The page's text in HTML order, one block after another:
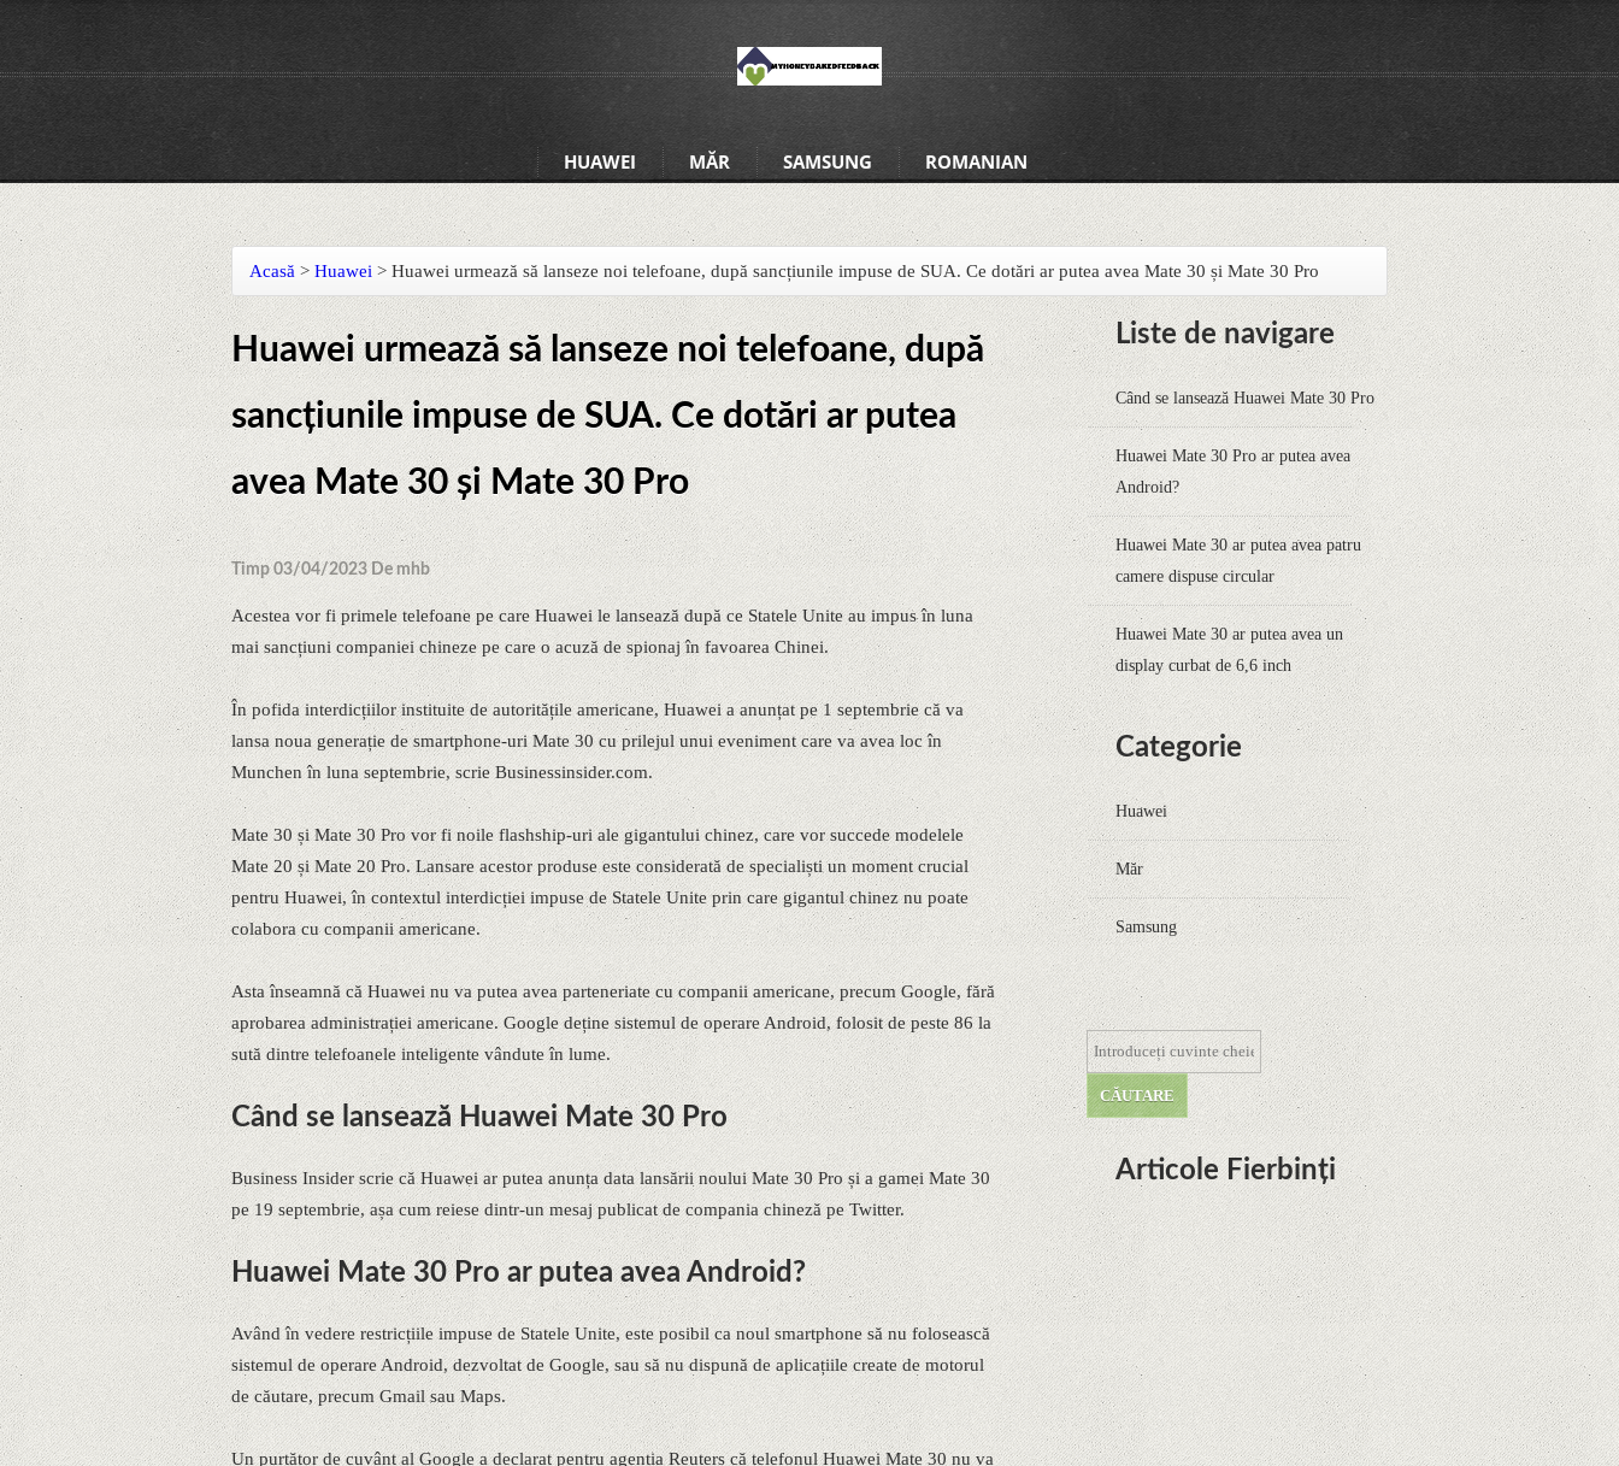
HUAWEI MĂR SAMSUNG ROMANIAN
Acasă > Huawei > Huawei urmează să lanseze noi telefoane, după sancțiunile impuse de SUA. Ce dotări ar putea avea Mate 30 și Mate 30 Pro
Huawei urmează să lanseze noi telefoane, după
sancțiunile impuse de SUA. Ce dotări ar putea
avea Mate 30 și Mate 30 Pro
Timp 03/04/2023 De mhb
Acestea vor fi primele telefoane pe care Huawei le lansează după ce Statele Unite au impus în luna
mai sancțiuni companiei chineze pe care o acuză de spionaj în favoarea Chinei.
În pofida interdicțiilor instituite de autoritățile americane, Huawei a anunțat pe 1 septembrie că va
lansa noua generație de smartphone-uri Mate 30 cu prilejul unui eveniment care va avea loc în
Munchen în luna septembrie, scrie Businessinsider.com.
Mate 30 și Mate 30 Pro vor fi noile flashship-uri ale gigantului chinez, care vor succede modelele
Mate 20 și Mate 20 Pro. Lansare acestor produse este considerată de specialiști un moment crucial
pentru Huawei, în contextul interdicției impuse de Statele Unite prin care gigantul chinez nu poate
colabora cu companii americane.
Asta înseamnă că Huawei nu va putea avea parteneriate cu companii americane, precum Google, fără
aprobarea administrației americane. Google deține sistemul de operare Android, folosit de peste 86 la
sută dintre telefoanele inteligente vândute în lume.
Când se lansează Huawei Mate 30 Pro
Business Insider scrie că Huawei ar putea anunța data lansării noului Mate 30 Pro și a gamei Mate 30
pe 19 septembrie, așa cum reiese dintr-un mesaj publicat de compania chineză pe Twitter.
Huawei Mate 30 Pro ar putea avea Android?
Având în vedere restricțiile impuse de Statele Unite, este posibil ca noul smartphone să nu folosească
sistemul de operare Android, dezvoltat de Google, sau să nu dispună de aplicațiile create de motorul
de căutare, precum Gmail sau Maps.
Un purtător de cuvânt al Google a declarat pentru agenția Reuters că telefonul Huawei Mate 30 nu va
Liste de navigare
Când se lansează Huawei Mate 30 Pro
Huawei Mate 30 Pro ar putea avea
Android?
Huawei Mate 30 ar putea avea patru
camere dispuse circular
Huawei Mate 30 ar putea avea un
display curbat de 6,6 inch
Categorie
Huawei
Măr
Samsung
Articole Fierbinți
Dota Anime venind la Netflix în
această lună de la Legenda Korra
Studio Mir
Curtea Supremă reglementează în
favoarea Google în Oracle Java
Fight